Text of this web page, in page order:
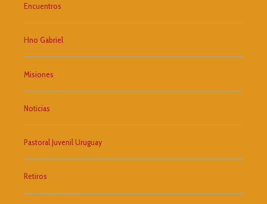
Encuentros
Hno Gabriel
Misiones
Noticias
Pastoral Juvenil Uruguay
Retiros